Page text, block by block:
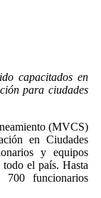
capacitados en
para ciudades
(MVCS)
en Ciudades
y equipos
el país. Hasta
funcionarios